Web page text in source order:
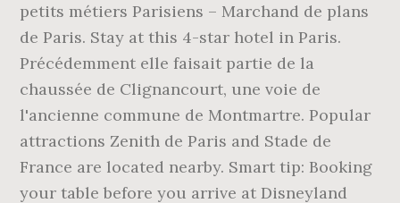
petits métiers Parisiens – Marchand de plans
de Paris. Stay at this 4-star hotel in Paris.
Précédemment elle faisait partie de la
chaussée de Clignancourt, une voie de
l'ancienne commune de Montmartre. Popular
attractions Zenith de Paris and Stade de
France are located nearby. Smart tip: Booking
your table before you arrive at Disneyland